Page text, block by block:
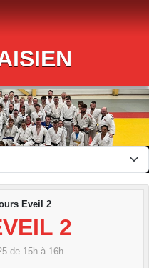
Eveil 2
2
de 15h à 16h